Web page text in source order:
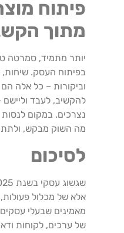
פיתוח
מתוך
יותר מתמיד, סמרטה
בפיתוח העסק. שיחות,
וביקורות – כל אלה
להקשיב, לעבד
נצרכים. במקום
מה השוק מבקש,
לסיכום
אלא של מכלול
מאמינים שבעלי
של ערכים, לקוחות